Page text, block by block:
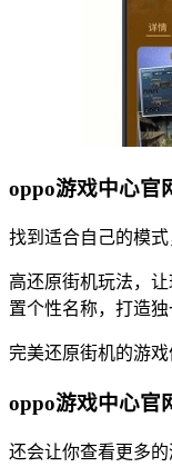
oppo游戏中心官
找到适合自己的模式
高还原街机玩法，
置个性名称，打造独
完美还原街机的游
oppo游戏中心官
还会让你查看更多